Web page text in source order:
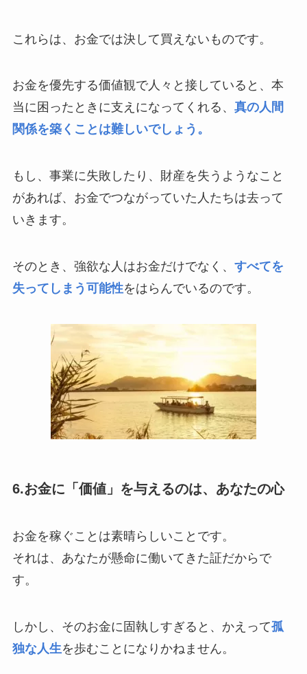
これらは、お金では決して買えないものです。
お金を優先する価値観で人々と接していると、本
当に困ったときに支えになってくれる、 真の人間
関係を築くことは難しいでしょう。
もし、事業に失敗したり、財産を失うようなこと
があれば、お金でつながっていた人たちは去って
いきます。
そのとき、強欲な人はお金だけでなく、 すべてを
失ってしまう可能性をはらんでいるのです。
6.お金に「価値」を与えるのは、あなたの心
お金を稼ぐことは素晴らしいことです。
それは、あなたが懸命に働いてきた証だからで
す。
しかし、そのお金に固執しすぎると、かえって孤
独な人生を歩むことになりかねません。